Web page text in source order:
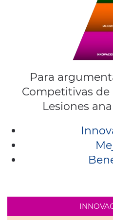
Para
Competitivas
Lesiones